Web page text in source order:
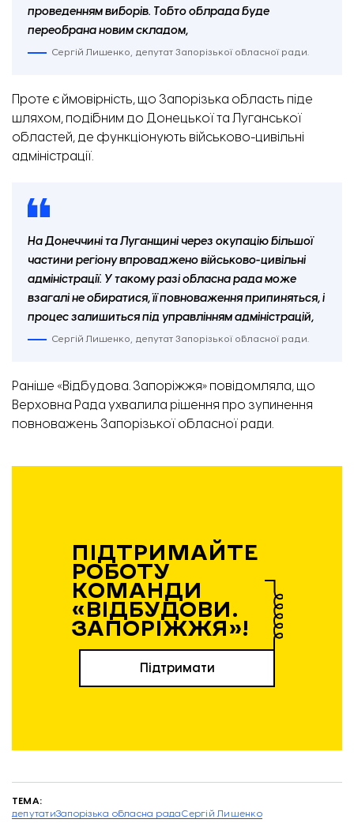
проведенням виборів. Тобто облрада буде
переобрана новим складом,
Сергій Лишенко, депутат Запорізької обласної ради.
Проте є ймовірність, що Запорізька область піде
шляхом, подібним до Донецької та Луганської
областей, де функціонують військово-цивільні
адміністрації.
На Донеччині та Луганщині через окупацію більшої
частини регіону впроваджено військово-цивільні
адміністрації. У такому разі обласна рада може
взагалі не обиратися, її повноваження припиняться, і
процес залишиться під управлінням адміністрацій,
Сергій Лишенко, депутат Запорізької обласної ради.
Раніше «Відбудова. Запоріжжя» повідомляла, що
Верховна Рада ухвалила рішення про зупинення
повноважень Запорізької обласної ради.
ПІДТРИМАЙТЕ
РОБОТУ
КОМАНДИ
«ВІДБУДОВИ.
ЗАПОРІЖЖЯ»!
Підтримати
ТЕМА:
депутатиЗапорізька обласна радаСергій Лишенко